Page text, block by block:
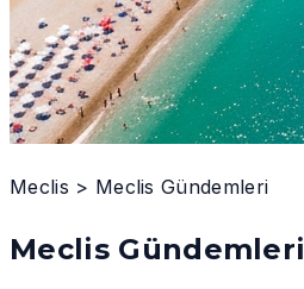
Meclis > Meclis Gündemleri
Meclis Gündemleri